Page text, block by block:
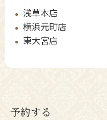
浅草本店
横浜元町店
東大宮店
予約する